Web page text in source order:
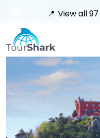
📍 View all97